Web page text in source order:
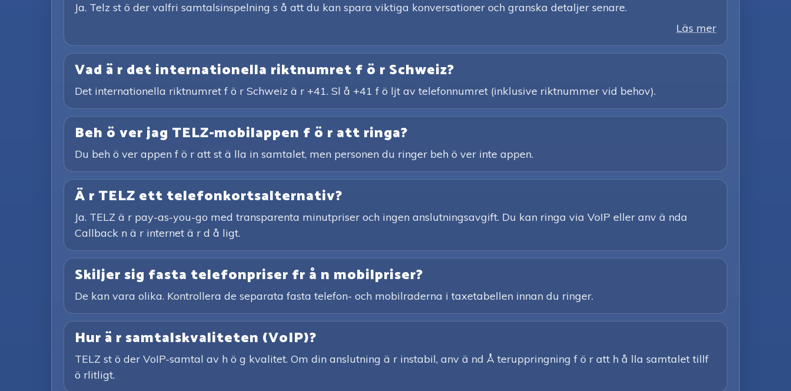
Ja. Telz st ö der valfri samtalsinspelning s å att du kan spara viktiga konversationer och granska detaljer senare.
Läs mer
Vad ä r det internationella riktnumret f ö r Schweiz?
Det internationella riktnumret f ö r Schweiz ä r +41. Sl å +41 f ö ljt av telefonnumret (inklusive riktnummer vid behov).
Beh ö ver jag TELZ-mobilappen f ö r att ringa?
Du beh ö ver appen f ö r att st ä lla in samtalet, men personen du ringer beh ö ver inte appen.
Ä r TELZ ett telefonkortsalternativ?
Ja. TELZ ä r pay-as-you-go med transparenta minutpriser och ingen anslutningsavgift. Du kan ringa via VoIP eller anv ä nda
Callback n ä r internet ä r d å ligt.
Skiljer sig fasta telefonpriser fr å n mobilpriser?
De kan vara olika. Kontrollera de separata fasta telefon- och mobilraderna i taxetabellen innan du ringer.
Hur ä r samtalskvaliteten (VoIP)?
TELZ st ö der VoIP-samtal av h ö g kvalitet. Om din anslutning ä r instabil, anv ä nd Å teruppringning f ö r att h å lla samtalet tillf
ö rlitligt.